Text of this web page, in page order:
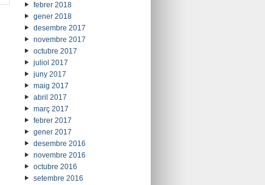
febrer 2018
gener 2018
desembre 2017
novembre 2017
octubre 2017
juliol 2017
juny 2017
maig 2017
abril 2017
març 2017
febrer 2017
gener 2017
desembre 2016
novembre 2016
octubre 2016
setembre 2016